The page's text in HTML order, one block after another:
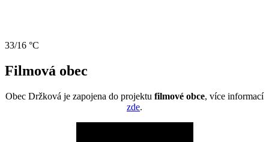
33/16 °C
Filmová obec
Obec Držková je zapojena do projektu filmové obce, více informací
zde.